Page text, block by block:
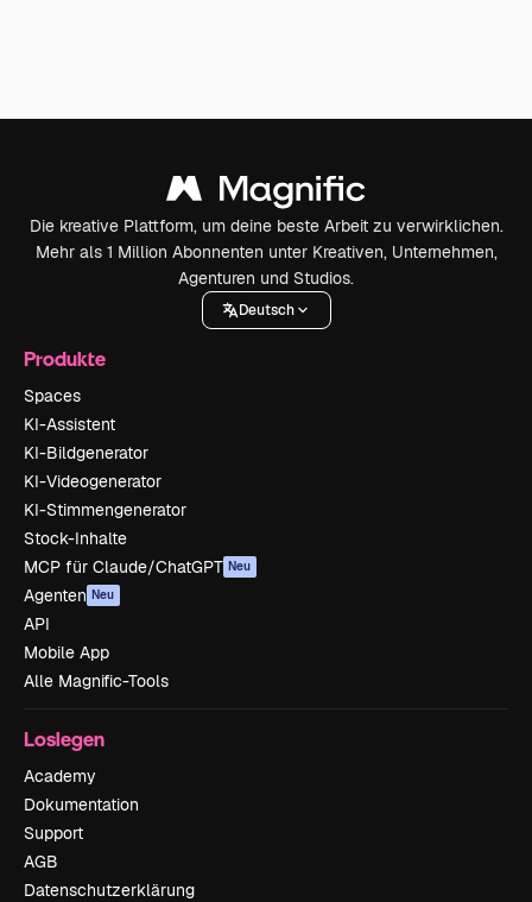
Die kreative Plattform, um deine beste Arbeit zu verwirklichen.
Mehr als 1 Million Abonnenten unter Kreativen, Unternehmen,
Agenturen und Studios.
Deutsch
Produkte
Spaces
KI-Assistent
KI-Bildgenerator
KI-Videogenerator
KI-Stimmengenerator
Stock-Inhalte
MCP für Claude/ChatGPT Neu
Agenten Neu
API
Mobile App
Alle Magnific-Tools
Loslegen
Academy
Dokumentation
Support
AGB
Datenschutzerklärung